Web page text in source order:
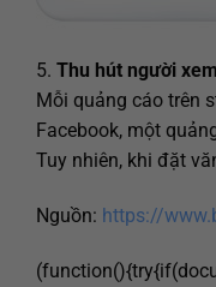
5. Thu hút người
Mỗi quảng cáo trên
Facebook, một
Tuy nhiên, khi đặt
Nguồn: https://